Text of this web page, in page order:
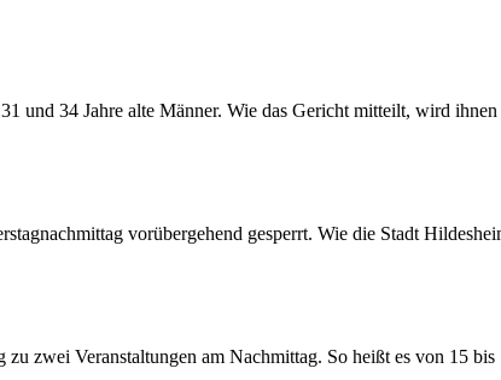
und 34 Jahre alte Männer. Wie das Gericht mitteilt, wird
vorübergehend gesperrt. Wie die Stadt
zwei Veranstaltungen am Nachmittag. So heißt es von 15